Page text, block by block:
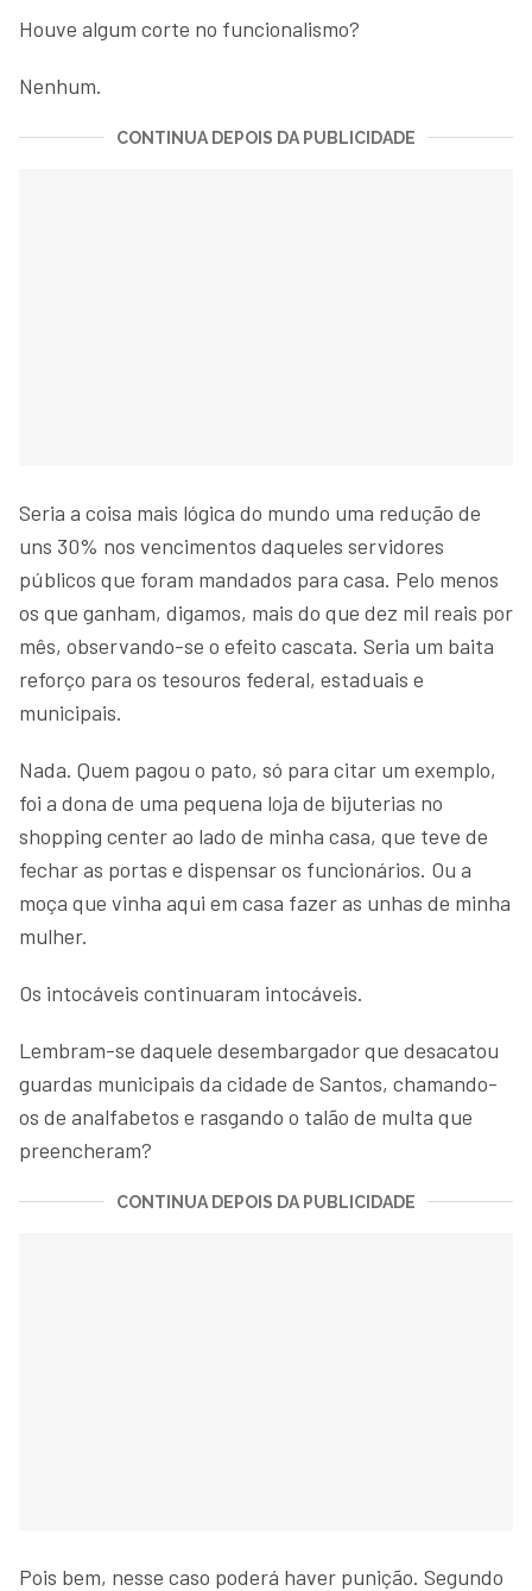
Houve algum corte no funcionalismo?
Nenhum.
CONTINUA DEPOIS DA PUBLICIDADE
Seria a coisa mais lógica do mundo uma redução de
uns 30% nos vencimentos daqueles servidores
públicos que foram mandados para casa. Pelo menos
os que ganham, digamos, mais do que dez mil reais por
mês, observando-se o efeito cascata. Seria um baita
reforço para os tesouros federal, estaduais e
municipais.
Nada. Quem pagou o pato, só para citar um exemplo,
foi a dona de uma pequena loja de bijuterias no
shopping center ao lado de minha casa, que teve de
fechar as portas e dispensar os funcionários. Ou a
moça que vinha aqui em casa fazer as unhas de minha
mulher.
Os intocáveis continuaram intocáveis.
Lembram-se daquele desembargador que desacatou
guardas municipais da cidade de Santos, chamando-
os de analfabetos e rasgando o talão de multa que
preencheram?
CONTINUA DEPOIS DA PUBLICIDADE
Pois bem, nesse caso poderá haver punição. Segundo